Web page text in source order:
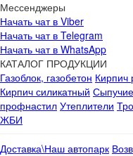
Мессенджеры
Начать чат в Viber
Начать чат в Telegram
Начать чат в WhatsApp
КАТАЛОГ ПРОДУКЦИИ
Газоблок, газобетон Кирпич
Кирпич силикатный
профнастил Утеплители
ЖБИ
Доставка\Наш автопарк